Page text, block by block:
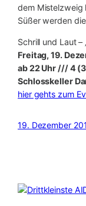
dem Mistelzweig
Süßer werden
Schrill und Laut –
Freitag, 19.
ab 22 Uhr /// 4
Schlosskeller
hier gehts zum
19. Dezember